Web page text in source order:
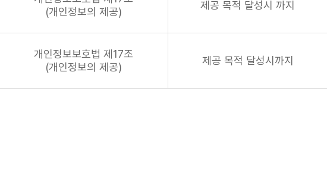
(개인정보의 제공)
제공 목적 달성시 까지
개인정보보호법 제17조
(개인정보의 제공)
제공 목적 달성시까지